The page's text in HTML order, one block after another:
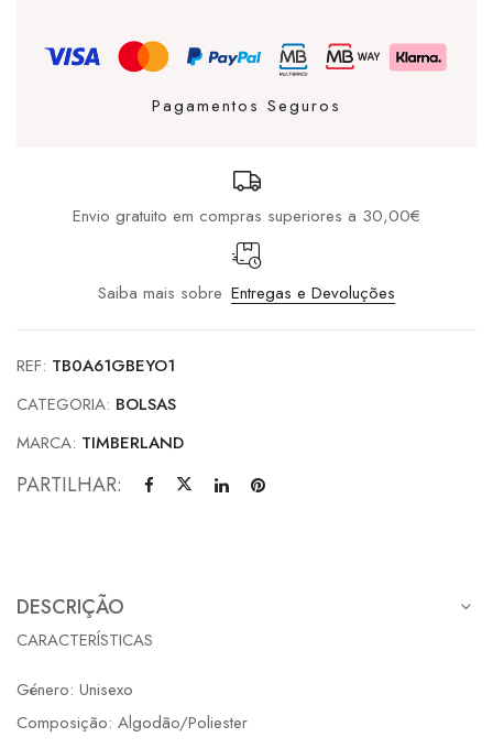
Pagamentos Seguros
Envio gratuito em compras superiores a 30,00€
Saiba mais sobre Entregas e Devoluções
REF: TB0A61GBEYO1
CATEGORIA: BOLSAS
MARCA: TIMBERLAND
PARTILHAR:
DESCRIÇÃO
CARACTERÍSTICAS
Género: Unisexo
Composição: Algodão/Poliester